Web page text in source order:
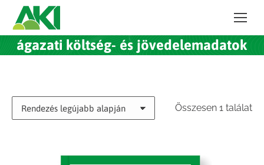
ágazati költség- és jövedelemadatok
Összesen 1 találat